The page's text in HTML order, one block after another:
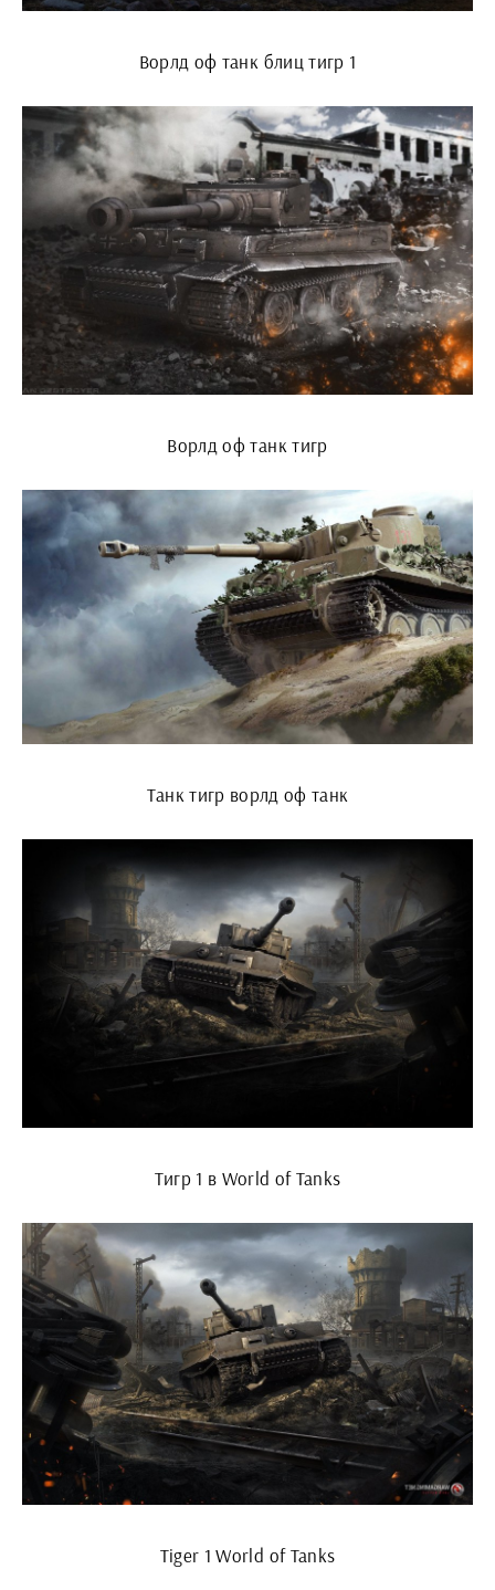
Ворлд оф танк блиц тигр 1
Ворлд оф танк тигр
Танк тигр ворлд оф танк
Тигр 1 в World of Tanks
Tiger 1 World of Tanks